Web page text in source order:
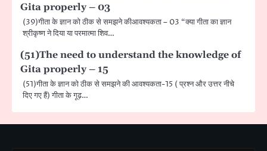
Gita properly – 03
(39)गीता के ज्ञान को ठीक से समझने कीआवश्यकता – 03 “क्या गीता का ज्ञान
श्रीकृष्ण ने दिया या परमात्मा शिव…
(51)The need to understand the knowledge of
Gita properly – 15
(51)गीता के ज्ञान को ठीक से समझने की आवश्यकता-15 ( प्रश्न और उत्तर नीचे
दिए गए हैं) गीता के गूढ़…